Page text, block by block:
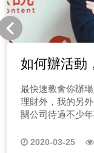
一集節目！ 《→EP01節目#求解解#求說說 留言板》 備註
｜每個禮拜五會在有
怎麼做？經營Podcast
少聽眾朋友們的
Podcast節目的人
聽眾要聽我的節目
到清晰定位 很多人搞不清楚定位是什麼？其實沒有這麼困
難，就是如何給予明
性 你在市場上、產業上的獨特性是什麼，能否透過各種角
度詮釋、灌輸呢？ (三)如何經營生活 你創造了什麼樣
的資訊嗎？在第
如何辦活動
大小事
最快速教會你辦
理財外，我的另
關公司待過不少
動等等。 說到辦活動相信不少人都有經驗，那辦活動這
2020-03-25